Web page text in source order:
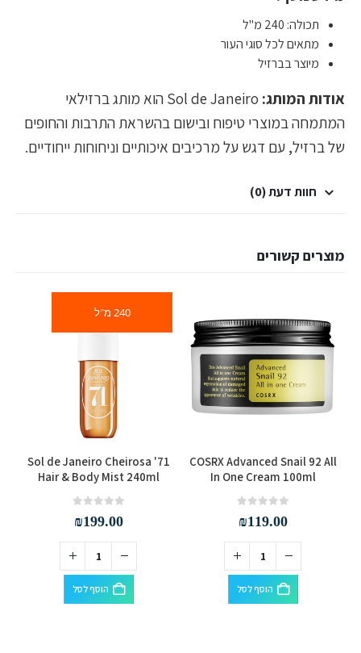
תכולה: 240 מ"ל
מתאים לכל סוגי העור
מיוצר בברזיל
אודות המותג:
Sol de Janeiro הוא מותג ברזילאי
המתמחה במוצרי טיפוח ובישום בהשראת התרבות והחופים
של ברזיל, עם דגש על מרכיבים איכותיים וניחוחות ייחודיים.
חוות דעת (0)
מוצרים קשורים
COSRX Advanced Snail 92 All
In One Cream 100ml
₪119.00
הוסף לסל
240 מ"ל
Sol de Janeiro Cheirosa '71
Hair & Body Mist 240ml
₪199.00
הוסף לסל